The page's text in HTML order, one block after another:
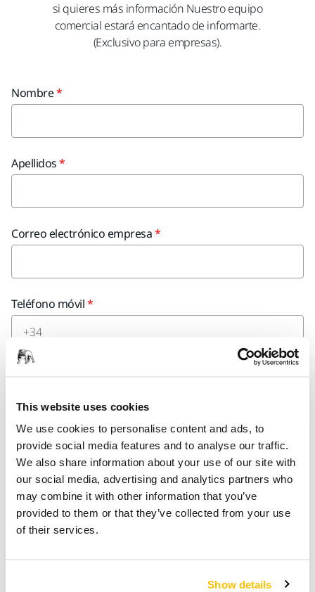
This website uses cookies
We use cookies to personalise content and ads, to
provide social media features and to analyse our traffic.
We also share information about your use of our site with
our social media, advertising and analytics partners who
may combine it with other information that you’ve
provided to them or that they’ve collected from your use
of their services.
Show details
si quieres más información Nuestro equipo
comercial estará encantado de informarte.
(Exclusivo para empresas).
Nombre
Apellidos
Correo electrónico empresa
Teléfono móvil
facilite los datos de la misma.
Nombre de Empresa
Dirección de la Empresa